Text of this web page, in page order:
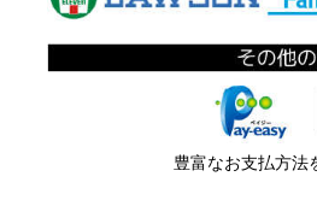
豊富なお支払方法